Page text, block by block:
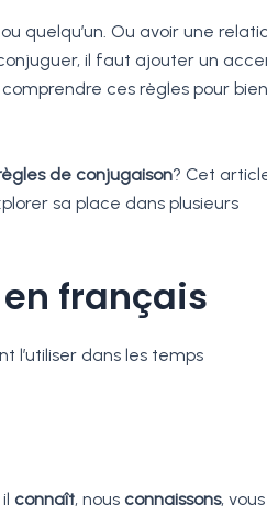
quelqu’un. Ou avoir une
il faut ajouter un
ces règles pour bien
de conjugaison? Cet
sa place dans plusieurs
français
l’utiliser dans les temps
connaît, nous connaissons, vous